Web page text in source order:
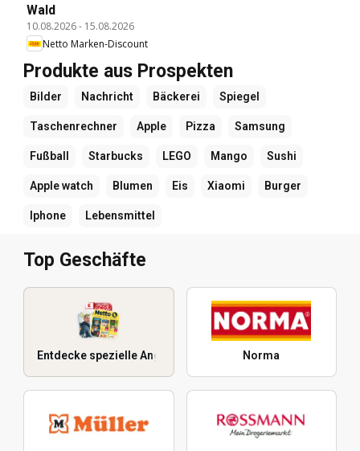
Wald
10.08.2026- 15.08.2026
Netto Marken-Discount
Produkte aus Prospekten
Bilder Nachricht Bäckerei Spiegel
Taschenrechner Apple Pizza Samsung
Fußball Starbucks LEGO Mango Sushi
Apple watch Blumen Eis Xiaomi Burger
Iphone Lebensmittel
Top Geschäfte
Entdecke spezielle Angebote Norma